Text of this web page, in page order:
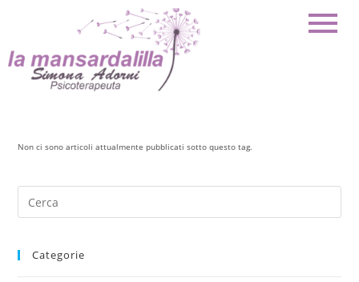
Non ci sono articoli attualmente pubblicati sotto questo tag.
Categorie